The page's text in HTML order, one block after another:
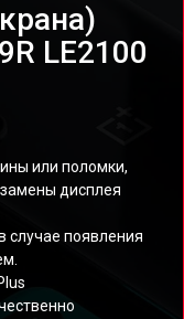
LE2100
или поломки,
дисплея
случае появления